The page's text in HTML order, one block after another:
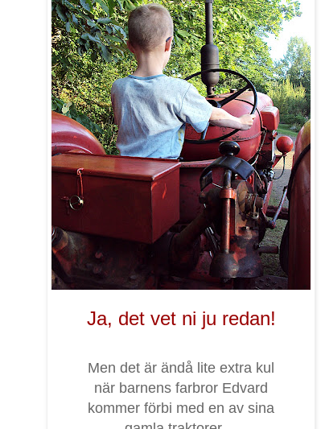
Ja, det vet ni ju redan!
Men det är ändå lite extra kul
när barnens farbror Edvard
kommer förbi med en av sina